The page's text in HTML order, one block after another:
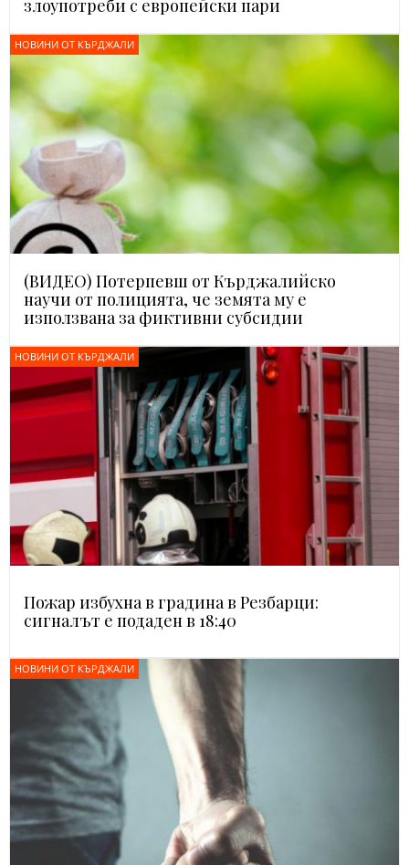
злоупотреби с европейски пари
НОВИНИ ОТ КЪРДЖАЛИ
(ВИДЕО) Потерпевш от Кърджалийско
научи от полицията, че земята му е
използвана за фиктивни субсидии
НОВИНИ ОТ КЪРДЖАЛИ
Пожар избухна в градина в Резбарци:
сигналът е подаден в 18:40
НОВИНИ ОТ КЪРДЖАЛИ